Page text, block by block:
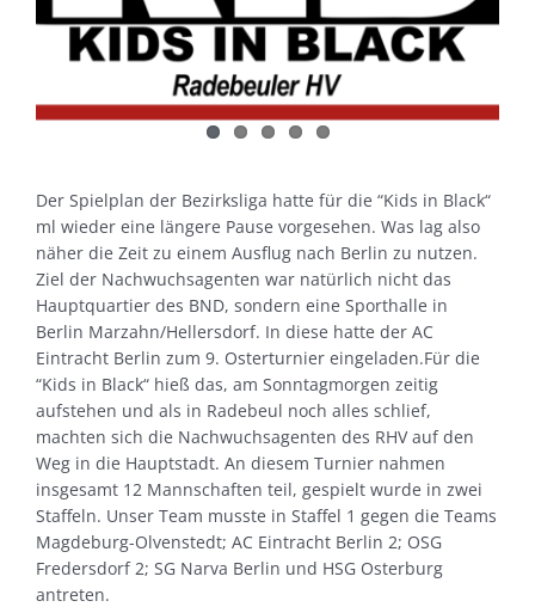
Der Spielplan der Bezirksliga hatte für die “Kids in Black“
ml wieder eine längere Pause vorgesehen. Was lag also
näher die Zeit zu einem Ausflug nach Berlin zu nutzen.
Ziel der Nachwuchsagenten war natürlich nicht das
Hauptquartier des BND, sondern eine Sporthalle in
Berlin Marzahn/Hellersdorf. In diese hatte der AC
Eintracht Berlin zum 9. Osterturnier eingeladen.Für die
“Kids in Black“ hieß das, am Sonntagmorgen zeitig
aufstehen und als in Radebeul noch alles schlief,
machten sich die Nachwuchsagenten des RHV auf den
Weg in die Hauptstadt. An diesem Turnier nahmen
insgesamt 12 Mannschaften teil, gespielt wurde in zwei
Staffeln. Unser Team musste in Staffel 1 gegen die Teams
Magdeburg-Olvenstedt; AC Eintracht Berlin 2; OSG
Fredersdorf 2; SG Narva Berlin und HSG Osterburg
antreten.